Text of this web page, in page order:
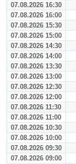
07.08.2026 16:30
07.08.2026 16:00
07.08.2026 15:30
07.08.2026 15:00
07.08.2026 14:30
07.08.2026 14:00
07.08.2026 13:30
07.08.2026 13:00
07.08.2026 12:30
07.08.2026 12:00
07.08.2026 11:30
07.08.2026 11:00
07.08.2026 10:30
07.08.2026 10:00
07.08.2026 09:30
07.08.2026 09:00